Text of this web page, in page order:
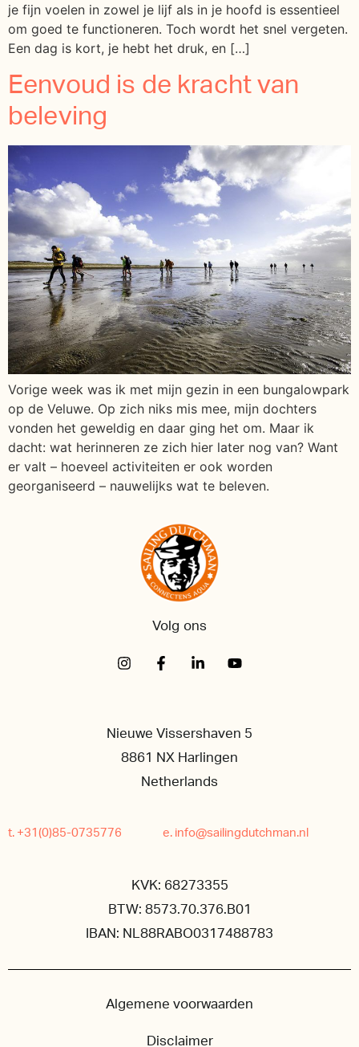
je fijn voelen in zowel je lijf als in je hoofd is essentieel
om goed te functioneren. Toch wordt het snel vergeten.
Een dag is kort, je hebt het druk, en […]
Eenvoud is de kracht van
beleving
Vorige week was ik met mijn gezin in een bungalowpark
op de Veluwe. Op zich niks mis mee, mijn dochters
vonden het geweldig en daar ging het om. Maar ik
dacht: wat herinneren ze zich hier later nog van? Want
er valt – hoeveel activiteiten er ook worden
georganiseerd – nauwelijks wat te beleven.
Volg ons
Nieuwe Vissershaven 5
8861 NX Harlingen
Netherlands
t. +31(0)85-0735776 e. info@sailingdutchman.nl
KVK: 68273355
BTW: 8573.70.376.B01
IBAN: NL88RABO0317488783
Algemene voorwaarden
Disclaimer